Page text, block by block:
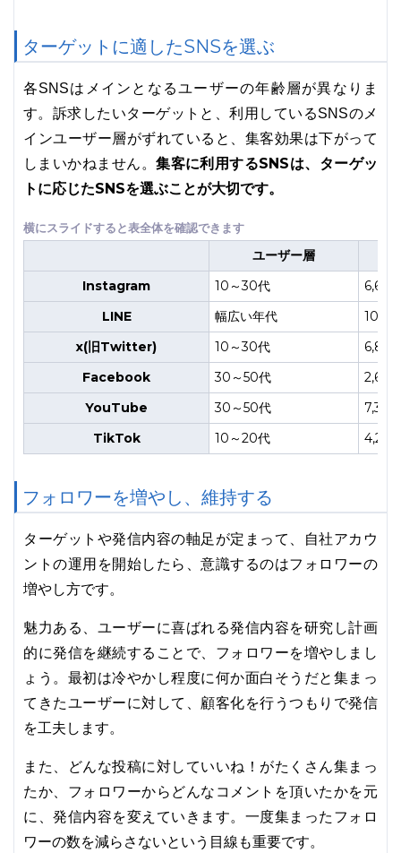
ターゲットに適したSNSを選ぶ
各SNSはメインとなるユーザーの年齢層が異なりま
す。訴求したいターゲットと、利用しているSNSのメ
インユーザー層がずれていると、集客効果は下がって
しまいかねません。集客に利用するSNSは、ターゲッ
トに応じたSNSを選ぶことが大切です。
ユーザー層
Instagram
10～30代
LINE
幅広い年代
x(旧Twitter)
10～30代
Facebook
30～50代
2,600
YouTube
30～50代
7,370
TikTok
10～20代
フォロワーを増やし、維持する
ターゲットや発信内容の軸足が定まって、自社アカウ
ントの運用を開始したら、意識するのはフォロワーの
増やし方です。
魅力ある、ユーザーに喜ばれる発信内容を研究し計画
的に発信を継続することで、フォロワーを増やしまし
ょう。最初は冷やかし程度に何か面白そうだと集まっ
てきたユーザーに対して、顧客化を行うつもりで発信
を工夫します。
また、どんな投稿に対していいね！がたくさん集まっ
たか、フォロワーからどんなコメントを頂いたかを元
に、発信内容を変えていきます。一度集まったフォロ
ワーの数を減らさないという目線も重要です。